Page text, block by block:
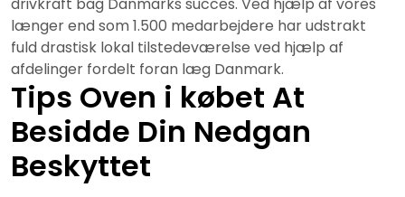
længer end som 1.500 medarbejdere har udstrakt
fuld drastisk lokal tilstedeværelse ved hjælp af
afdelinger fordelt foran læg Danmark.
Tips Oven i købet At
Besidde Din Nedgan
Beskyttet